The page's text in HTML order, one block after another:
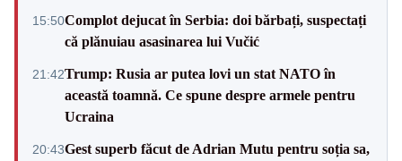
15:50Complot dejucat în Serbia: doi bărbați, suspectați
că plănuiau asasinarea lui Vučić
21:42Trump: Rusia ar putea lovi un stat NATO în
această toamnă. Ce spune despre armele pentru
Ucraina
20:43Gest superb făcut de Adrian Mutu pentru soția sa,